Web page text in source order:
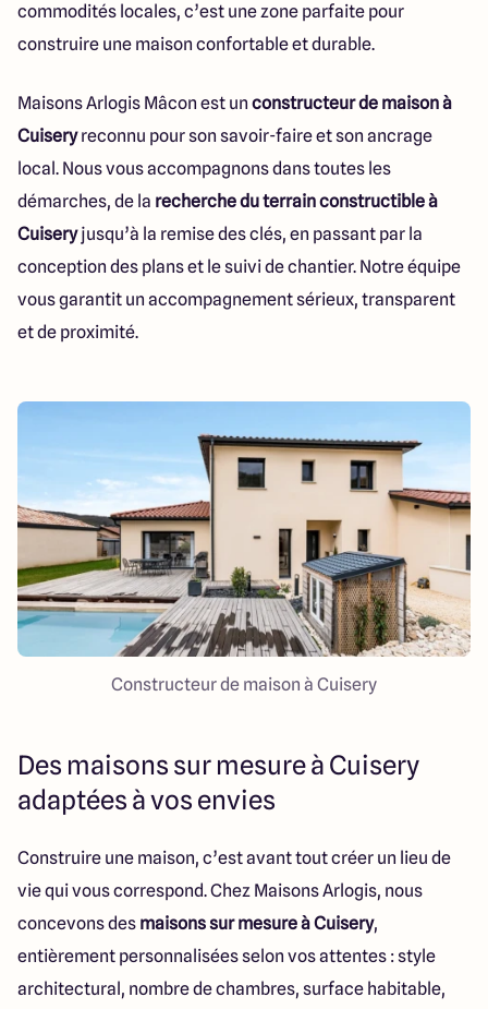
commodités locales, c’est une zone parfaite pour
construire une maison confortable et durable.
Maisons Arlogis Mâcon est un constructeur de maison à
Cuiseryreconnu pour son savoir-faire et son ancrage
local. Nous vous accompagnons dans toutes les
démarches, de la recherche du terrain constructible à
Cuiseryjusqu’à la remise des clés, en passant par la
conception des plans et le suivi de chantier. Notre équipe
vous garantit un accompagnement sérieux, transparent
et de proximité.
Constructeur de maison à Cuisery
Des maisons sur mesure à Cuisery
adaptées à vos envies
Construire une maison, c’est avant tout créer un lieu de
vie qui vous correspond. Chez Maisons Arlogis, nous
concevons des maisons sur mesure à Cuisery,
entièrement personnalisées selon vos attentes : style
architectural, nombre de chambres, surface habitable,